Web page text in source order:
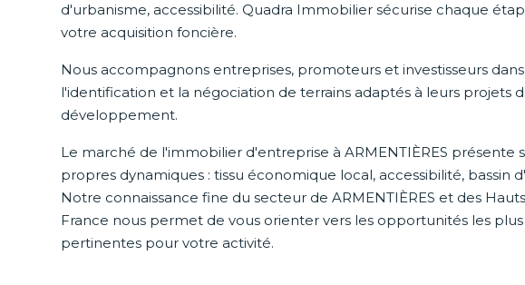
d'urbanisme, accessibilité. Quadra Immobilier sécurise chaque
votre acquisition foncière.
Nous accompagnons entreprises, promoteurs et investisseurs dans
l'identification et la négociation de terrains adaptés à leurs projets
développement.
Le marché de l'immobilier d'entreprise à ARMENTIÈRES présente
propres dynamiques : tissu économique local, accessibilité, bassin
Notre connaissance fine du secteur de ARMENTIÈRES et des
France nous permet de vous orienter vers les opportunités les plus
pertinentes pour votre activité.